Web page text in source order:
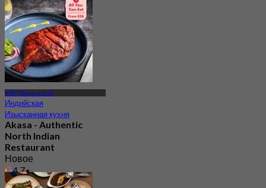
MRT Марина Бэй
Индийская
Изысканная кухня
Akasa - Authentic
North Indian
Restaurant
Новое
4.7
ОтS$ 58